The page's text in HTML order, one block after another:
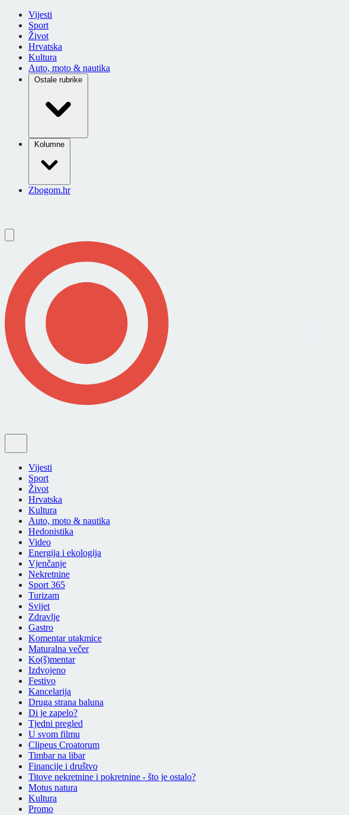
Vijesti
Sport
Život
Hrvatska
Kultura
Auto, moto & nautika
Ostale rubrike
Kolumne
Zbogom.hr
Vijesti
Sport
Život
Hrvatska
Kultura
Auto, moto & nautika
Hedonistika
Video
Energija i ekologija
Vjenčanje
Nekretnine
Sport 365
Turizam
Svijet
Zdravlje
Gastro
Komentar utakmice
Maturalna večer
Ko(š)mentar
Izdvojeno
Festivo
Kancelarija
Druga strana baluna
Di je zapelo?
Tjedni pregled
U svom filmu
Clipeus Croatorum
Timbar na libar
Financije i društvo
Titove nekretnine i pokretnine - što je ostalo?
Motus natura
Kultura
Promo